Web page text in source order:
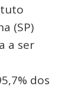
(SP)
a ser
dos